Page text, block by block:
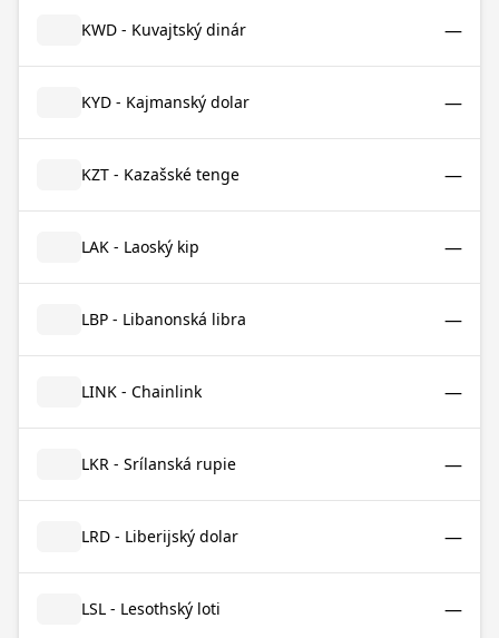
KWD - Kuvajtský dinár —
KYD - Kajmanský dolar —
KZT - Kazašské tenge —
LAK - Laoský kip —
LBP - Libanonská libra —
LINK - Chainlink —
LKR - Srílanská rupie —
LRD - Liberijský dolar —
LSL - Lesothský loti —